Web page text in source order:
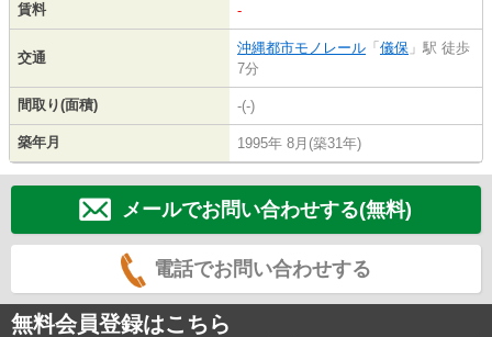
賃料 -
交通
沖縄都市モノレール 「 儀保 」駅 徒歩
7分
間取り(面積) -(-)
築年月 1995年 8月(築31年)
メールでお問い合わせする(無料)
電話でお問い合わせする
無料会員登録はこちら